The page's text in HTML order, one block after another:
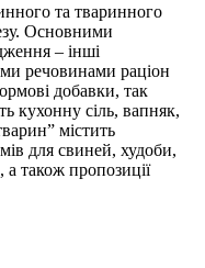
та тваринного
Основними
– інші
речовинами раціон
добавки, так
кухонну сіль, вапняк,
містить
для свиней, худоби,
а також пропозиції